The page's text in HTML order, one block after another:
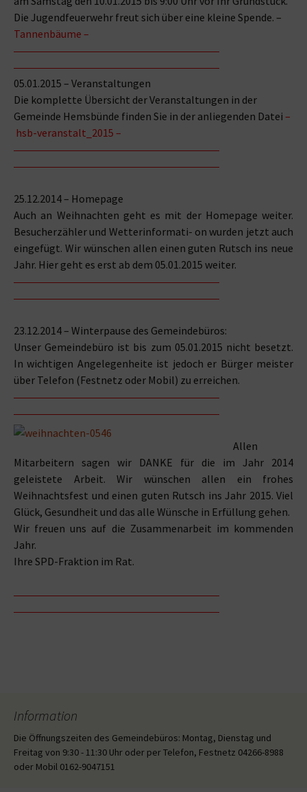
Die Jugendfeuerwehr freut sich über eine kleine Spende. –
Tannenbäume –
05.01.2015 – Veranstaltungen
Die komplette Übersicht der Veranstaltungen in der
Gemeinde Hemsbünde finden Sie in der anliegenden Datei –
hsb-veranstalt_2015 –
25.12.2014 – Homepage
Auch an Weihnachten geht es mit der Homepage weiter.
Besucherzähler und Wetterinformati- on wurden jetzt auch
eingefügt. Wir wünschen allen einen guten Rutsch ins neue
Jahr. Hier geht es erst ab dem 05.01.2015 weiter.
23.12.2014 – Winterpause des Gemeindebüros:
Unser Gemeindebüro ist bis zum 05.01.2015 nicht besetzt.
In wichtigen Angelegenheite ist jedoch er Bürger meister
über Telefon (Festnetz oder Mobil) zu erreichen.
Allen
Mitarbeitern sagen wir DANKE für die im Jahr 2014
geleistete Arbeit. Wir wünschen allen ein frohes
Weihnachtsfest und einen guten Rutsch ins Jahr 2015. Viel
Glück, Gesundheit und das alle Wünsche in Erfüllung gehen.
Wir freuen uns auf die Zusammenarbeit im kommenden
Jahr.
Ihre SPD-Fraktion im Rat.
Information
Die Öffnungszeiten des Gemeindebüros: Montag, Dienstag und
Freitag von 9:30 - 11:30 Uhr oder per Telefon, Festnetz 04266-8988
oder Mobil 0162-9047151